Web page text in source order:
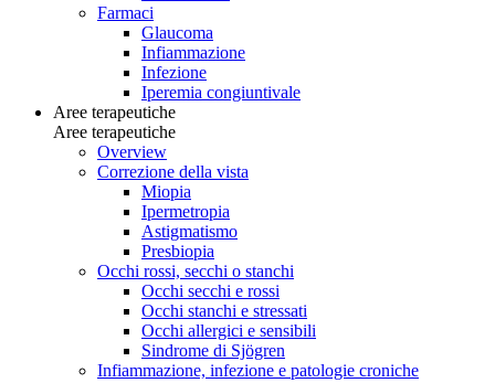
Farmaci
Glaucoma
Infiammazione
Infezione
Iperemia congiuntivale
Aree terapeutiche
Aree terapeutiche
Overview
Correzione della vista
Miopia
Ipermetropia
Astigmatismo
Presbiopia
Occhi rossi, secchi o stanchi
Occhi secchi e rossi
Occhi stanchi e stressati
Occhi allergici e sensibili
Sindrome di Sjögren
Infiammazione, infezione e patologie croniche